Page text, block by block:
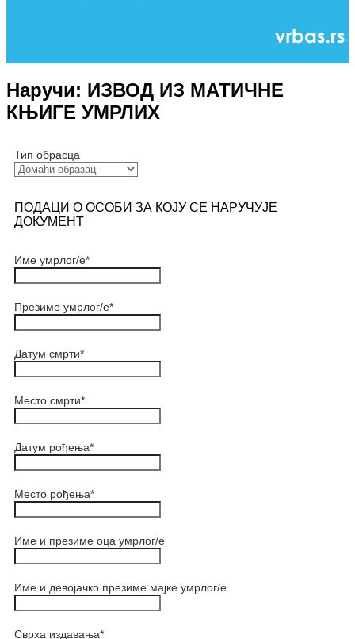
Наручи: ИЗВОД ИЗ МАТИЧНЕ
КЊИГЕ УМРЛИХ
Тип обрасца
ПОДАЦИ О ОСОБИ ЗА КОЈУ СЕ НАРУЧУЈЕ
ДОКУМЕНТ
Име умрлог/е*
Презиме умрлог/е*
Датум смрти*
Место смрти*
Датум рођења*
Место рођења*
Име и презиме оца умрлог/е
Име и девојачко презиме мајке умрлог/е
Сврха издавања*